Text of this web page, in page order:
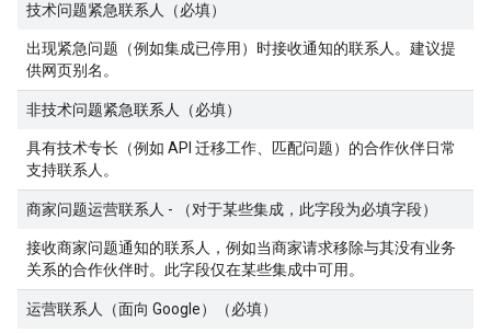
技术问题紧急联系人（必填）
出现紧急问题（例如集成已停用）时接收通知的联系人。建议提
供网页别名。
非技术问题紧急联系人（必填）
具有技术专长（例如 API 迁移工作、匹配问题）的合作伙伴日常
支持联系人。
商家问题运营联系人 - （对于某些集成，此字段为必填字段）
接收商家问题通知的联系人，例如当商家请求移除与其没有业务
关系的合作伙伴时。此字段仅在某些集成中可用。
运营联系人（面向 Google）（必填）